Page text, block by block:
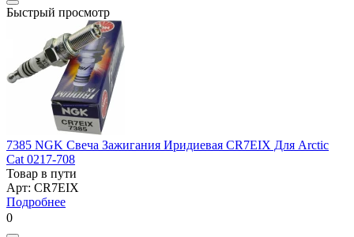
Быстрый просмотр
7385 NGK Свеча Зажигания Иридиевая CR7EIX Для Arctic
Cat 0217-708
Товар в пути
Арт: CR7EIX
Подробнее
0